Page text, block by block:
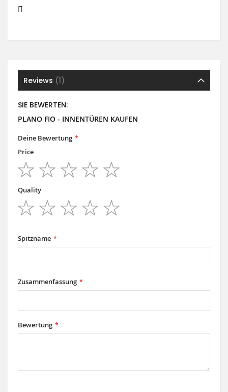
Reviews 1
SIE BEWERTEN:
PLANO FIO - INNENTÜREN KAUFEN
Deine Bewertung
Price
star
stars
stars
stars
stars
Quality
Spitzname
Zusammenfassung
Bewertung